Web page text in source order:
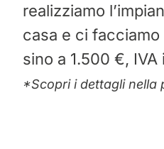
realizziamo
casa e ci
sino a 1.500 €,
*Scopri i dettagli nella